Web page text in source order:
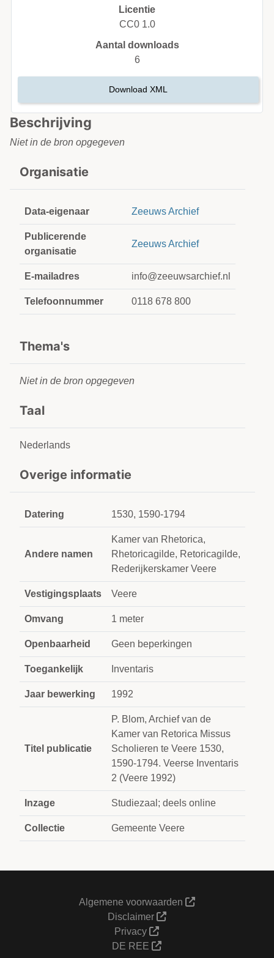
Beschrijving
Niet in de bron opgegeven
Organisatie
Data-eigenaar Zeeuws Archief
Publicerende
organisatie
Zeeuws Archief
E-mailadres info@zeeuwsarchief.nl
Telefoonnummer 0118 678 800
Thema's
Niet in de bron opgegeven
Taal
Nederlands
Overige informatie
Datering 1530, 1590-1794
Andere namen
Kamer van Rhetorica,
Rhetoricagilde, Retoricagilde,
Rederijkerskamer Veere
Vestigingsplaats Veere
Omvang 1 meter
Openbaarheid Geen beperkingen
Toegankelijk Inventaris
Jaar bewerking 1992
Titel publicatie
P. Blom, Archief van de
Kamer van Retorica Missus
Scholieren te Veere 1530,
1590-1794. Veerse Inventaris
2 (Veere 1992)
Inzage Studiezaal; deels online
Collectie Gemeente Veere
Licentie
CC0 1.0
Aantal downloads
6
Download XML
Algemene voorwaarden
Disclaimer
Privacy
DE REE